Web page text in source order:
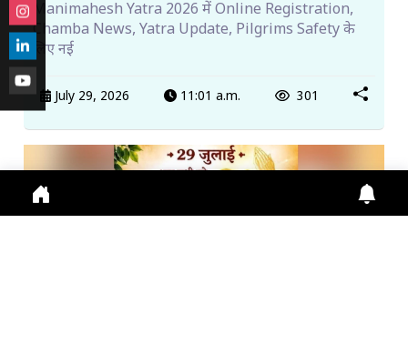
Manimahesh Yatra 2026 में Online Registration,
Chamba News, Yatra Update, Pilgrims Safety के
लिए नई
July 29, 2026 11:01 a.m. 301